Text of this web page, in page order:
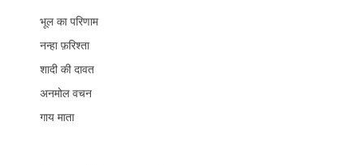
भूल का परिणाम
नन्हा फ़रिश्ता
शादी की दावत
अनमोल वचन
गाय माता